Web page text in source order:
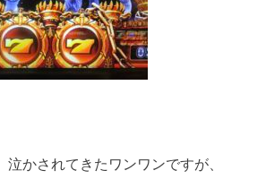
泣かされてきたワンワンですが、